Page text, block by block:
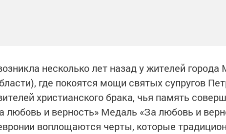
несколько лет назад у жителей
где покоятся мощи святых супругов
христианского брака, чья память
и верность» Медаль «За любовь и
воплощаются черты, которые